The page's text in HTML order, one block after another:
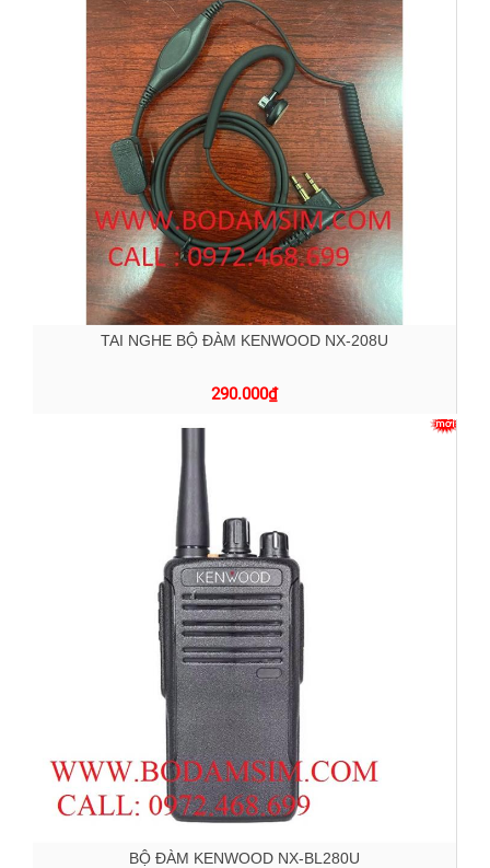
TAI NGHE BỘ ĐÀM KENWOOD NX-208U
290.000₫
BỘ ĐÀM KENWOOD NX-BL280U